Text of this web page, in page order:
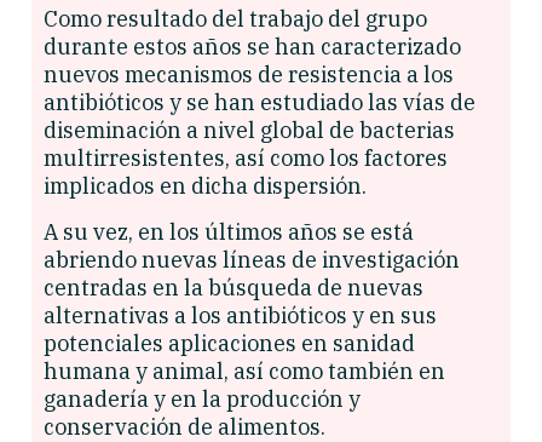
Como resultado del trabajo del grupo
durante estos años se han caracterizado
nuevos mecanismos de resistencia a los
antibióticos y se han estudiado las vías de
diseminación a nivel global de bacterias
multirresistentes, así como los factores
implicados en dicha dispersión.
A su vez, en los últimos años se está
abriendo nuevas líneas de investigación
centradas en la búsqueda de nuevas
alternativas a los antibióticos y en sus
potenciales aplicaciones en sanidad
humana y animal, así como también en
ganadería y en la producción y
conservación de alimentos.